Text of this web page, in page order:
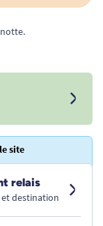
site
relais
destination